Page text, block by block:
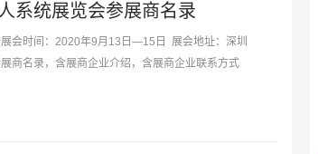
系统展览会参展商名录
会时间：2020年9月13日—15日 展会地址：深圳
商名录，含展商企业介绍，含展商企业联系方式